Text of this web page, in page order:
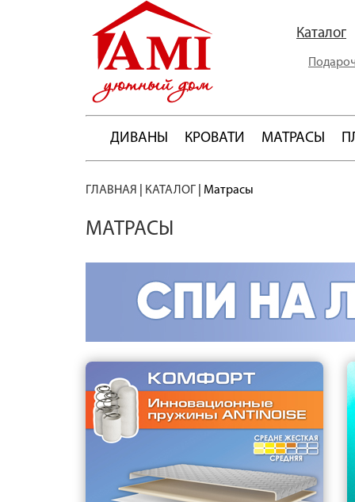
Каталог
ДИВАНЫ КРОВАТИ МАТРАСЫ
ГЛАВНАЯ КАТАЛОГ Матрасы
МАТРАСЫ